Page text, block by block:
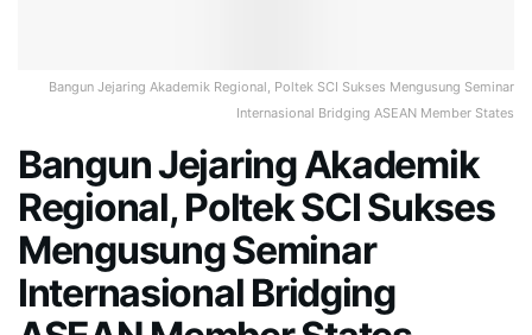
Bangun Jejaring Akademik Regional, Poltek SCI Sukses Mengusung Seminar
Internasional Bridging ASEAN Member States
Bangun Jejaring Akademik
Regional, Poltek SCI Sukses
Mengusung Seminar
Internasional Bridging